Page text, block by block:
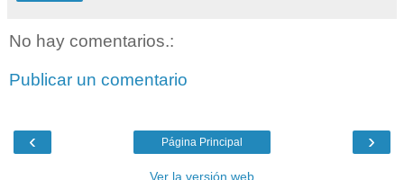
No hay comentarios.:
Publicar un comentario
‹ ›
Página Principal
Ver la versión web